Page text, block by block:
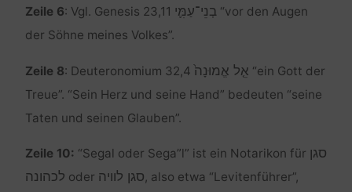
Zeile 6: Vgl. Genesis 23,11 בְנֵי־עַמִּ֛י“vor den Augen
der Söhne meines Volkes”.
Zeile 8: Deuteronomium 32,4 אֵ֤ל אֱמוּנָה֙ “ein Gott der
Treue”. “Sein Herz und seine Hand” bedeuten “seine
Taten und seinen Glauben”.
Zeile 10: “Segal oder Sega”l” ist ein Notarikon für סגן
לכהונה oder סגן לוויה, also etwa “Levitenführer”,